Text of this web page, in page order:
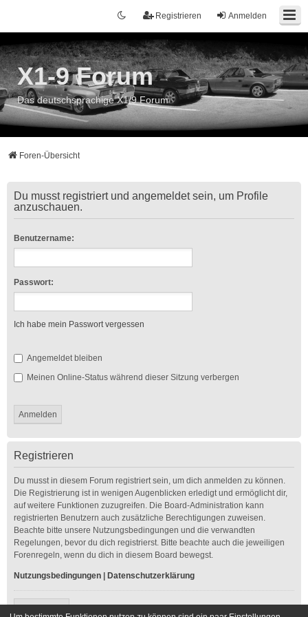
Anmelden
Registrieren
X1-9 Forum
Das deutschsprachige X1/9 Forum
Foren-Übersicht
Du musst registriert und angemeldet sein, um Profile
anzuschauen.
Benutzername:
Passwort:
Ich habe mein Passwort vergessen
Angemeldet bleiben
Meinen Online-Status während dieser Sitzung verbergen
Registrieren
Du musst in diesem Forum registriert sein, um dich anmelden zu können.
Die Registrierung ist in wenigen Augenblicken erledigt und ermöglicht dir,
auf weitere Funktionen zuzugreifen. Die Board-Administration kann
registrierten Benutzern auch zusätzliche Berechtigungen zuweisen.
Beachte bitte unsere Nutzungsbedingungen und die verwandten
Regelungen, bevor du dich registrierst. Bitte beachte auch die jeweiligen
Forenregeln, wenn du dich in diesem Board bewegst.
Nutzungsbedingungen Datenschutzerklärung